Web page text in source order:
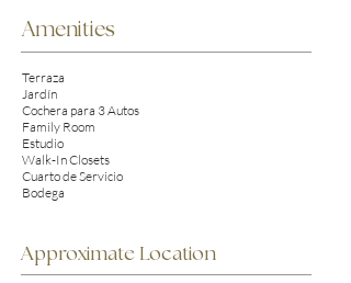
Amenities
Terraza
Jardín
Cochera para 3 Autos
Family Room
Estudio
Walk-In Closets
Cuarto de Servicio
Bodega
Approximate Location